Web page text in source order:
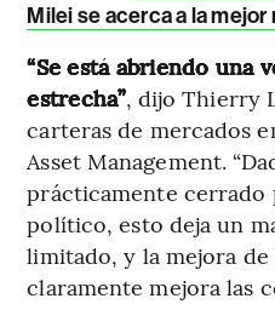
Milei se acerca a la
“Se está abriendo una
estrecha”, dijo Thierry
carteras de mercados
Asset Management.
prácticamente cerrado
político, esto deja un
limitado, y la mejora
claramente mejora las